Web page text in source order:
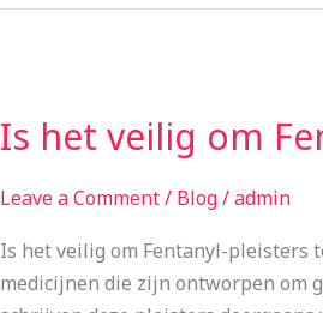
Is het veilig om
Leave a Comment/ Blog/admin
Is het veilig om Fentanyl-pleisters
medicijnen die zijn ontworpen om
Is
veilig
Fentanyl-
pleisters